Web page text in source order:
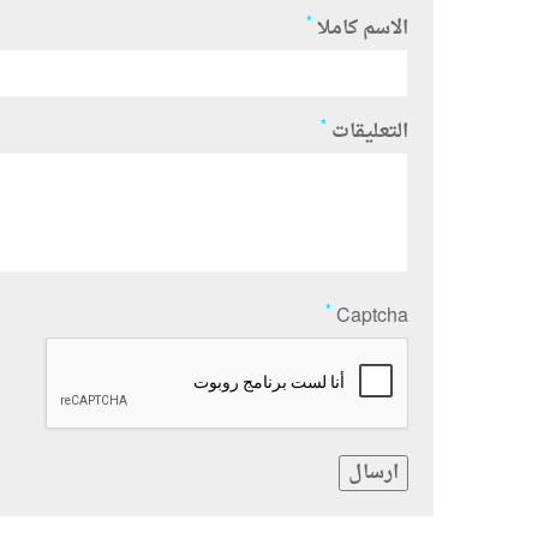
الاسم كاملا *
التعليقات *
Captcha
*
ارسال